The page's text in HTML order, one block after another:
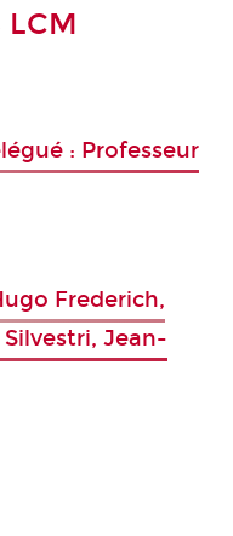
: Professeur
Frederich,
Jean-